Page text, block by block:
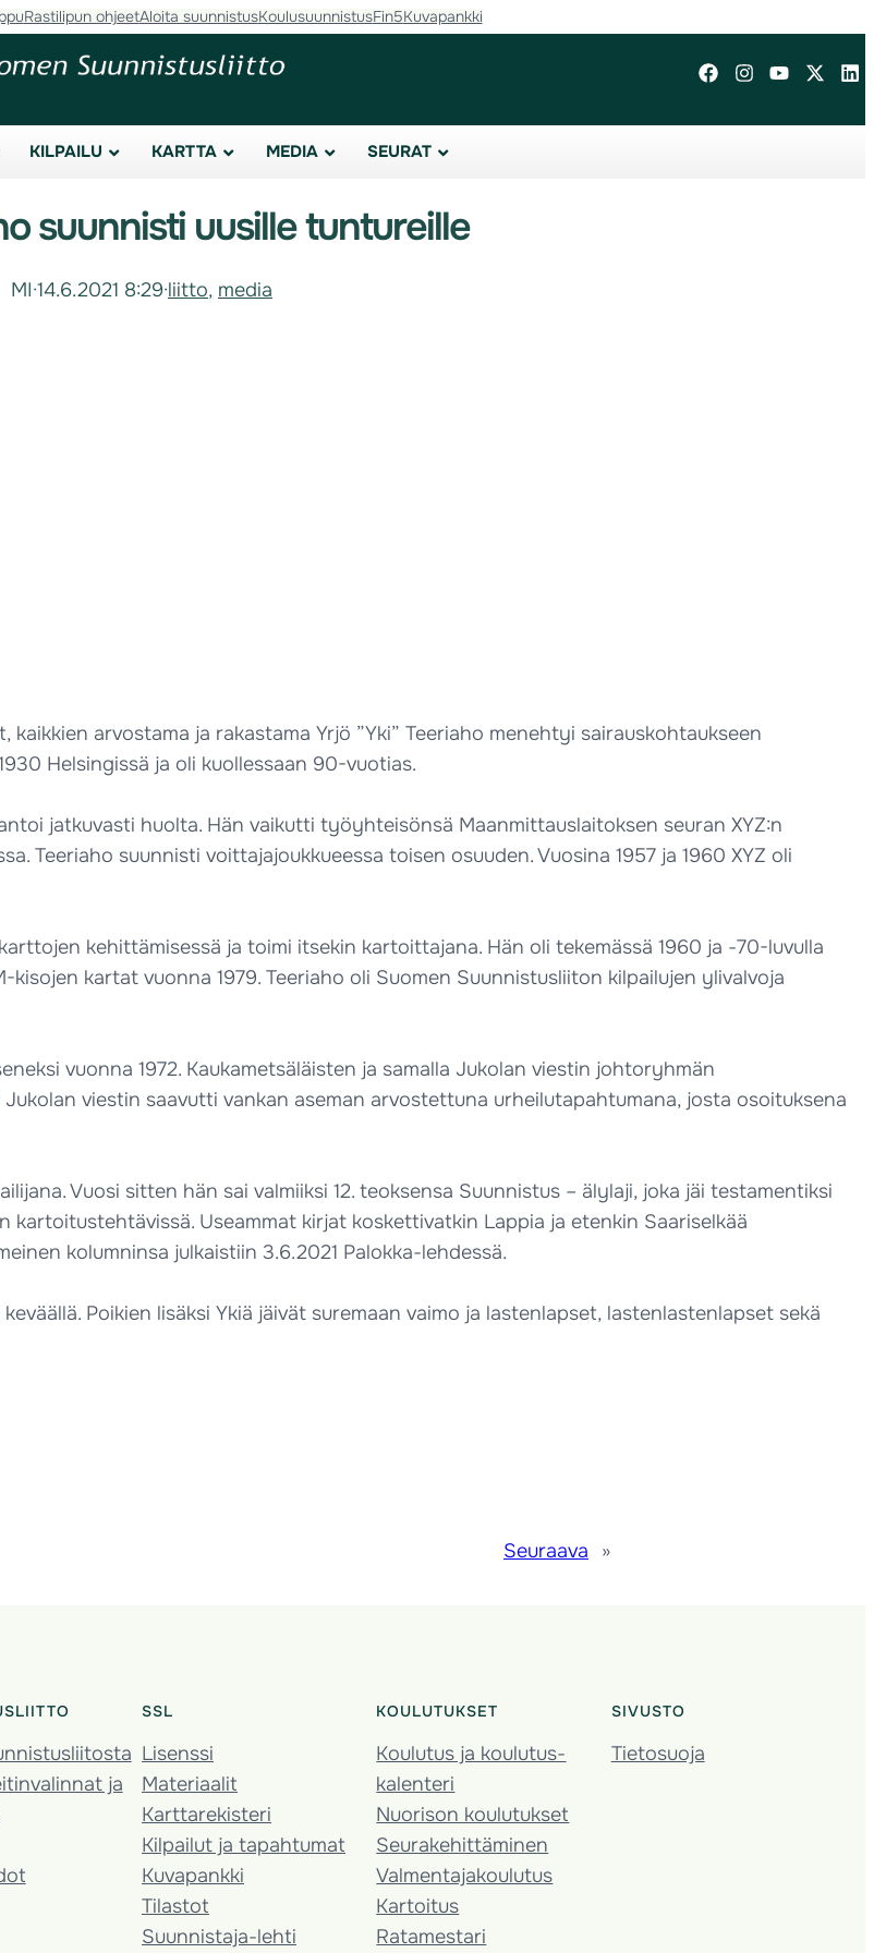
Rastilipun ohjeetAloita suunnistusKoulusuunnistusFin5Kuvapankki
KILPAILU KARTTA MEDIA SEURAT
suunnisti uusille tuntureille
MI·14.6.2021 8:29·liitto, media
kaikkien arvostama ja rakastama Yrjö ”Yki” Teeriaho menehtyi sairauskohtaukseen
Helsingissä ja oli kuollessaan 90-vuotias.
jatkuvasti huolta. Hän vaikutti työyhteisönsä Maanmittauslaitoksen seuran XYZ:n
Teeriaho suunnisti voittajajoukkueessa toisen osuuden. Vuosina 1957 ja 1960 XYZ oli
kehittämisessä ja toimi itsekin kartoittajana. Hän oli tekemässä 1960 ja -70-luvulla
kartat vuonna 1979. Teeriaho oli Suomen Suunnistusliiton kilpailujen ylivalvoja
vuonna 1972. Kaukametsäläisten ja samalla Jukolan viestin johtoryhmän
viestin saavutti vankan aseman arvostettuna urheilutapahtumana, josta osoituksena
Vuosi sitten hän sai valmiiksi 12. teoksensa Suunnistus – älylaji, joka jäi testamentiksi
kartoitustehtävissä. Useammat kirjat koskettivatkin Lappia ja etenkin Saariselkää
kolumninsa julkaistiin 3.6.2021 Palokka-lehdessä.
Poikien lisäksi Ykiä jäivät suremaan vaimo ja lastenlapset, lastenlastenlapset sekä
Seuraava »
ja
SSL
Lisenssi
Materiaalit
Karttarekisteri
Kilpailut ja tapahtumat
Kuvapankki
Tilastot
Suunnistaja-lehti
KOULUTUKSET
Koulutus ja koulutus­
kalenteri
Nuorison koulutukset
Seura­kehittäminen
Valmentaja­koulutus
Kartoitus
Ratamestari
SIVUSTO
Tietosuoja